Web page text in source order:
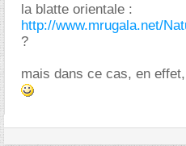
la blatte orientale :
http://www.mrugala.net/
?
mais dans ce cas, en